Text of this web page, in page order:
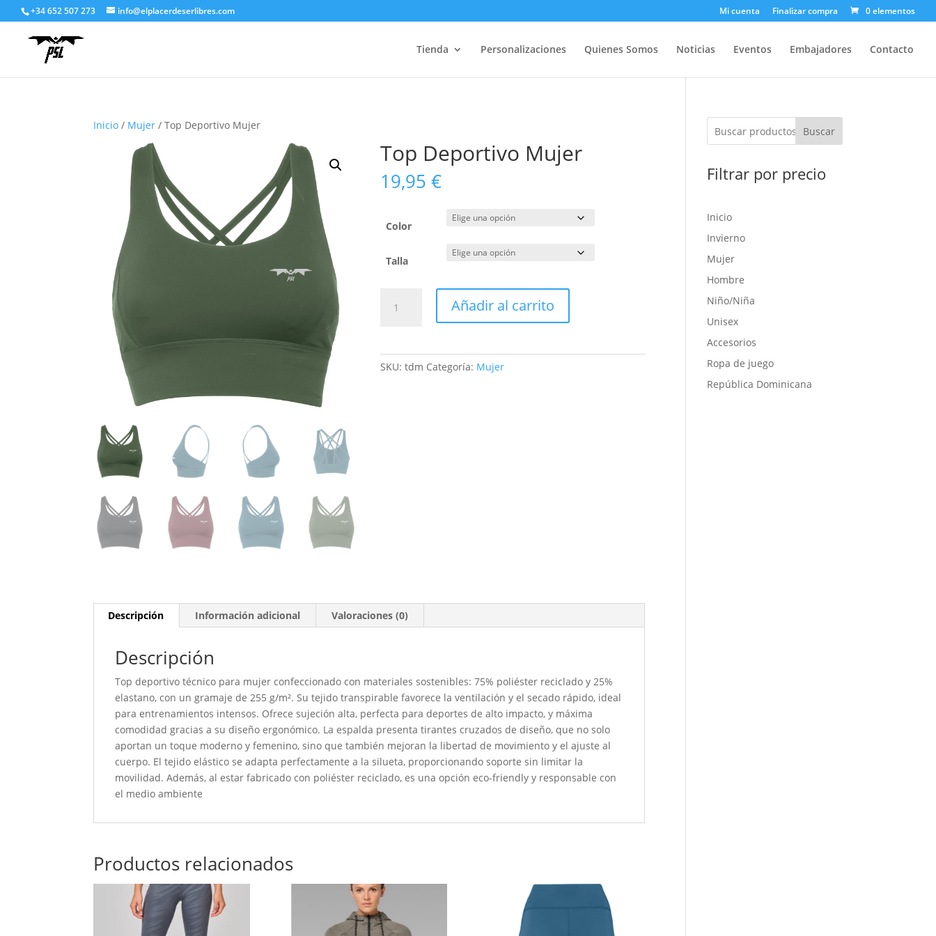
+34 652 507 273 info@elplacerdeserlibres.com Mi cuenta Finalizar compra 0 elementos
Tienda Personalizaciones Quienes Somos Noticias Eventos Embajadores Contacto
Inicio / Mujer / Top Deportivo Mujer
Top Deportivo Mujer
19,95€
Color
Talla
Deportivo
Añadir al carrito
SKU:tdm Categoría: Mujer
Descripción Información adicional Valoraciones (0)
Descripción
Top deportivo técnico para mujer confeccionado con materiales sostenibles: 75% poliéster reciclado y 25%
elastano, con un gramaje de 255 g/m². Su tejido transpirable favorece la ventilación y el secado rápido, ideal
para entrenamientos intensos. Ofrece sujeción alta, perfecta para deportes de alto impacto, y máxima
comodidad gracias a su diseño ergonómico. La espalda presenta tirantes cruzados de diseño, que no solo
aportan un toque moderno y femenino, sino que también mejoran la libertad de movimiento y el ajuste al
cuerpo. El tejido elástico se adapta perfectamente a la silueta, proporcionando soporte sin limitar la
movilidad. Además, al estar fabricado con poliéster reciclado, es una opción eco-friendly y responsable con
el medio ambiente
Productos relacionados
Buscar
Filtrar por precio
Inicio
Invierno
Mujer
Hombre
Niño/Niña
Unisex
Accesorios
Ropa de juego
República Dominicana